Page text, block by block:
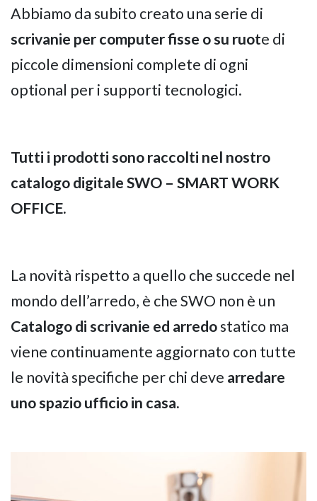
Abbiamo da subito creato una serie di
scrivanie per computer fisse o su ruote di
piccole dimensioni complete di ogni
optional per i supporti tecnologici.
Tutti i prodotti sono raccolti nel nostro
catalogo digitale SWO – SMART WORK
OFFICE.
La novità rispetto a quello che succede nel
mondo dell’arredo, è che SWO non è un
Catalogo di scrivanie ed arredostatico ma
viene continuamente aggiornato con tutte
le novità specifiche per chi deve arredare
uno spazio ufficio in casa.